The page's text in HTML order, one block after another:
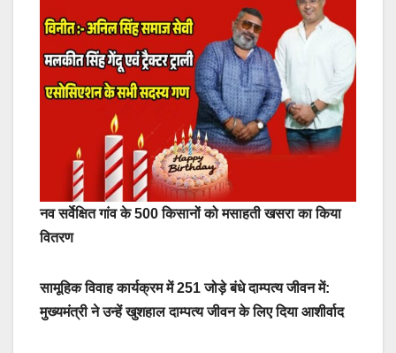
नव सर्वेक्षित गांव के 500 किसानों को मसाहती खसरा का किया
वितरण
सामूहिक विवाह कार्यक्रम में 251 जोड़े बंधे दाम्पत्य जीवन में:
मुख्यमंत्री ने उन्हें खुशहाल दाम्पत्य जीवन के लिए दिया आशीर्वाद